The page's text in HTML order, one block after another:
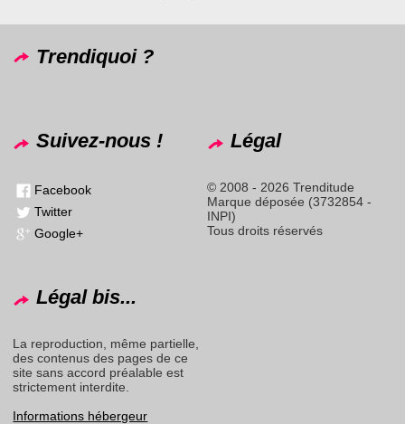
Trendiquoi ?
Suivez-nous !
Facebook
Twitter
Google+
Légal
© 2008 - 2026 Trenditude
Marque déposée (3732854 -
INPI)
Tous droits réservés
Légal bis...
La reproduction, même partielle,
des contenus des pages de ce
site sans accord préalable est
strictement interdite.
Informations hébergeur